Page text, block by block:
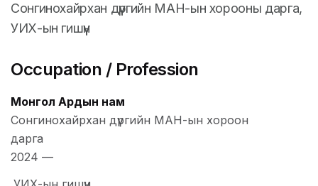
Сонгинохайрхан дүүргийн МАН-ын хорооны дарга,
УИХ-ын гишүүн
Occupation / Profession
Монгол Ардын нам
Сонгинохайрхан дүүргийн МАН-ын хороон
дарга
2024 —